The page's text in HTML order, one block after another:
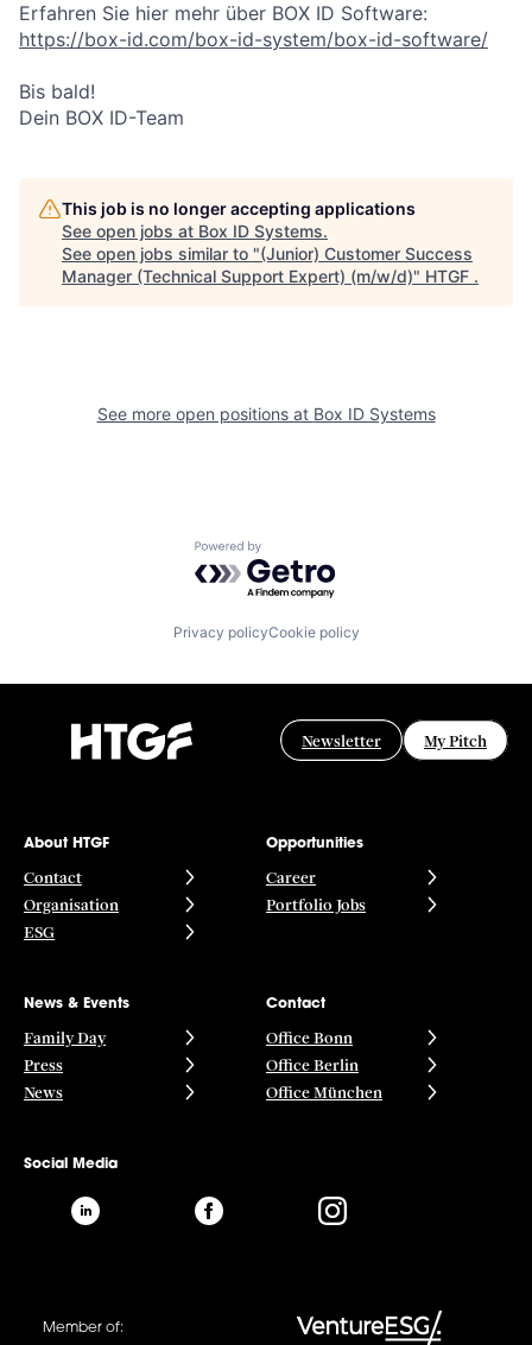
Erfahren Sie hier mehr über BOX ID Software:
https://box-id.com/box-id-system/box-id-software/
Bis bald!
Dein BOX ID-Team
This job is no longer accepting applications
See open jobs at Box ID Systems.
See open jobs similar to "(Junior) Customer Success
Manager (Technical Support Expert) (m/w/d)" HTGF .
See more open positions at Box ID Systems
Powered by Getro.com
Privacy policyCookie policy
Newsletter My Pitch
About HTGF
Contact
Organisation
ESG
Opportunities
Career
Portfolio Jobs
News & Events
Family Day
Press
News
Contact
Office Bonn
Office Berlin
Office München
Social Media
Member of: